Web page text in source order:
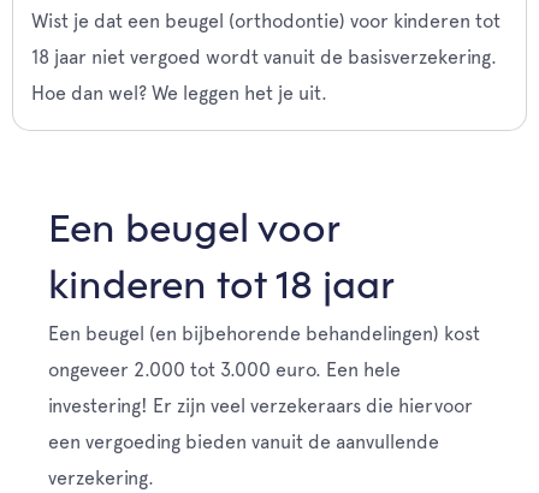
Wist je dat een beugel (orthodontie) voor kinderen tot
18 jaar niet vergoed wordt vanuit de basisverzekering.
Hoe dan wel? We leggen het je uit.
Een beugel voor
kinderen tot 18 jaar
Een beugel (en bijbehorende behandelingen) kost
ongeveer 2.000 tot 3.000 euro. Een hele
investering! Er zijn veel verzekeraars die hiervoor
een vergoeding bieden vanuit de aanvullende
verzekering.